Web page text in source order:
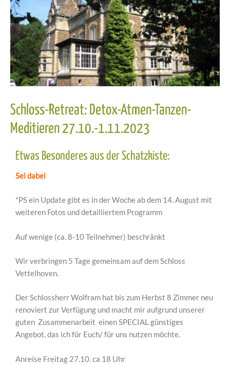
Schloss-Retreat: Detox-Atmen-Tanzen-
Meditieren 27.10.-1.11.2023
Etwas Besonderes aus der Schatzkiste:
Sei dabei
*PS ein Update gibt es in der Woche ab dem 14. August mit
weiteren Fotos und detailliertem Programm
Auf wenige (ca. 8-10 Teilnehmer) beschränkt
Wir verbringen 5 Tage gemeinsam auf dem Schloss
Vettelhoven.
Der Schlossherr Wolfram hat bis zum Herbst 8 Zimmer neu
renoviert zur Verfügung und macht mir aufgrund unserer
guten Zusammenarbeit einen SPECIAL günstiges
Angebot, das ich für Euch/ für uns nutzen möchte.
Anreise Freitag 27.10. ca 18 Uhr